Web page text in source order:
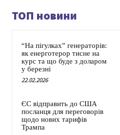
ТОП новини
“На пігулках” генераторів:
як енерготерор тисне на
курс та що буде з доларом
у березні
22.02.2026
ЄС відправить до США
посланця для переговорів
щодо нових тарифів
Трампа